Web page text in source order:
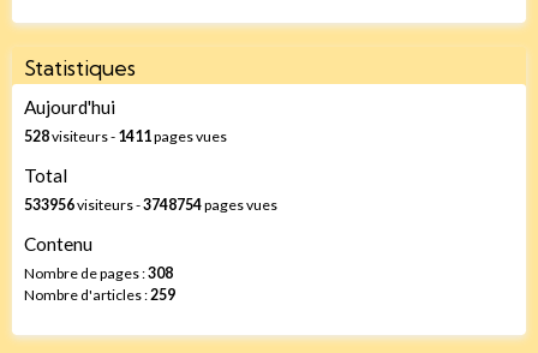
Statistiques
Aujourd'hui
528visiteurs - 1411pages vues
Total
533956visiteurs -3748754pages vues
Contenu
Nombre de pages :308
Nombre d'articles : 259